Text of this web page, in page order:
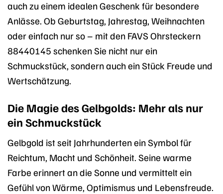
auch zu einem idealen Geschenk für besondere
Anlässe. Ob Geburtstag, Jahrestag, Weihnachten
oder einfach nur so – mit den FAVS Ohrsteckern
88440145 schenken Sie nicht nur ein
Schmuckstück, sondern auch ein Stück Freude und
Wertschätzung.
Die Magie des Gelbgolds: Mehr als nur
ein Schmuckstück
Gelbgold ist seit Jahrhunderten ein Symbol für
Reichtum, Macht und Schönheit. Seine warme
Farbe erinnert an die Sonne und vermittelt ein
Gefühl von Wärme, Optimismus und Lebensfreude.